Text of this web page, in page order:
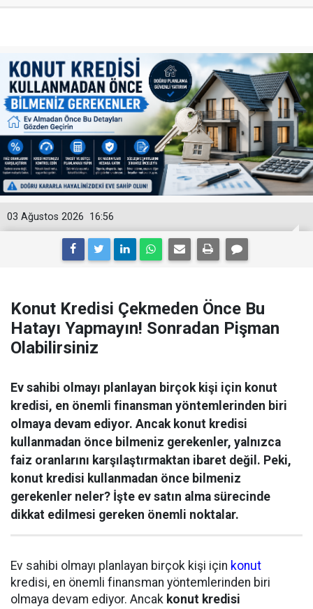
16:56
03 Ağustos 2026
Konut Kredisi Çekmeden Önce Bu
Hatayı Yapmayın! Sonradan Pişman
Olabilirsiniz
Ev sahibi olmayı planlayan birçok kişi için konut
kredisi, en önemli finansman yöntemlerinden biri
olmaya devam ediyor. Ancak konut kredisi
kullanmadan önce bilmeniz gerekenler, yalnızca
faiz oranlarını karşılaştırmaktan ibaret değil. Peki,
konut kredisi kullanmadan önce bilmeniz
gerekenler neler? İşte ev satın alma sürecinde
dikkat edilmesi gereken önemli noktalar.
Ev sahibi olmayı planlayan birçok kişi için konut
kredisi, en önemli finansman yöntemlerinden biri
olmaya devam ediyor. Ancak konut kredisi